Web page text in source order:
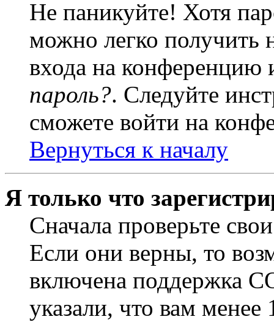
Не паникуйте! Хотя
можно легко получить
входа на
пароль?. Следуйте
сможете войти на
Вернуться к началу
Я только что
Сначала проверьте
Если они верны, то
включена поддержка
указали, что вам